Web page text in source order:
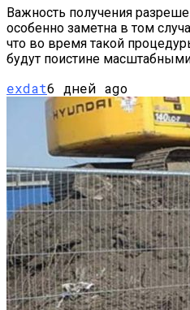
Важность получения
особенно заметна в том
что во время такой
будут поистине
exdat6 дней ago